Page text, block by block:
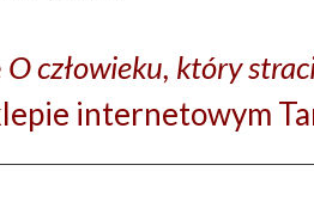
O człowieku, który
internetowym